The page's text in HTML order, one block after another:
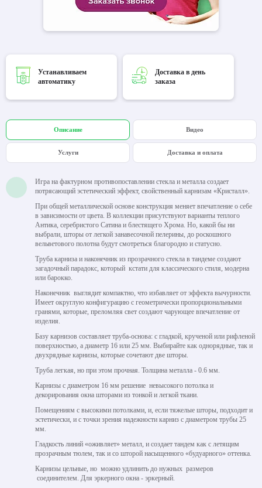
Устанавливаем
автоматику
Доставка в день
заказа
Описание Видео
Услуги Доставка и оплата
Игра на фактурном противопоставлении стекла и металла создает
потрясающий эстетический эффект, свойственный карнизам «Кристалл».
При общей металлической основе конструкция меняет впечатление о себе
в зависимости от цвета. В коллекции присутствуют варианты теплого
Антика, серебристого Сатина и блестящего Хрома. Но, какой бы ни
выбрали, шторы от легкой занавесочной пелерины, до роскошного
вельветового полотна будут смотреться благородно и статусно.
Труба карниза и наконечник из прозрачного стекла в тандеме создают
загадочный парадокс, который кстати для классического стиля, модерна
или барокко.
Наконечник выглядит компактно, что избавляет от эффекта вычурности.
Имеет округлую конфигурацию с геометрически пропорциональными
гранями, которые, преломляя свет создают чарующее впечатление от
изделия.
Базу карнизов составляет труба-основа: с гладкой, крученой или рифленой
поверхностью, а диаметр 16 или 25 мм. Выбирайте как однорядные, так и
двухрядные карнизы, которые сочетают две шторы.
Труба легкая, но при этом прочная. Толщина металла - 0.6 мм.
Карнизы с диаметром 16 мм решение невысокого потолка и
декорирования окна шторами из тонкой и легкой ткани.
Помещениям с высокими потолками, и, если тяжелые шторы, подходит и
эстетически, и с точки зрения надежности карниз с диаметром трубы 25
мм.
Гладкость линий «оживляет» металл, и создает тандем как с летящим
прозрачным тюлем, так и со шторой насыщенного «будуарного» оттенка.
Карнизы цельные, но можно удлинить до нужных размеров
соединителем. Для эркерного окна - эркерный.